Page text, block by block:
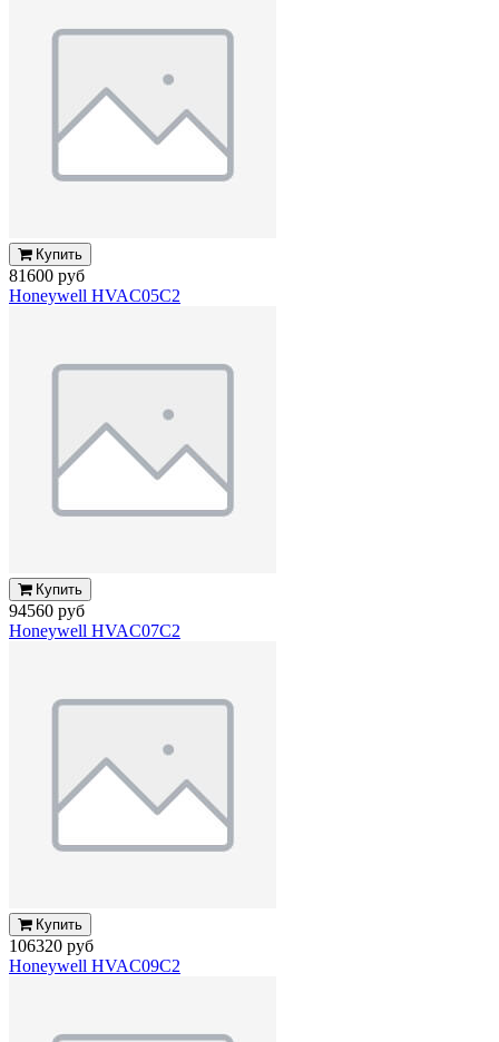
Купить
81600 руб
Honeywell HVAC05C2
Купить
94560 руб
Honeywell HVAC07C2
Купить
106320 руб
Honeywell HVAC09C2